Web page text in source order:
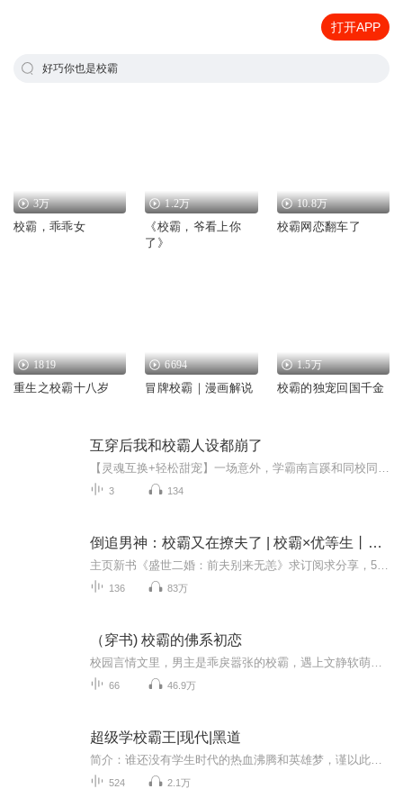
打开APP
好巧你也是校霸
3万
校霸，乖乖女
1.2万
《校霸，爷看上你
了》
10.8万
校霸网恋翻车了
1819
重生之校霸十八岁
6694
冒牌校霸｜漫画解说
1.5万
校霸的独宠回国千金
互穿后我和校霸人设都崩了
3 134
倒追男神：校霸又在撩夫了 | 校霸×优等生丨免费多人剧
136 83万
（穿书) 校霸的佛系初恋
66 46.9万
超级学校霸王|现代|黑道
524 2.1万